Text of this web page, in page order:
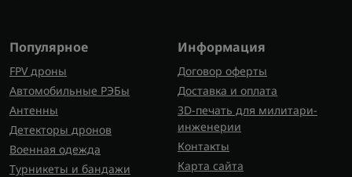
Популярное
FPV дроны
Автомобильные РЭБы
Антенны
Детекторы дронов
Военная одежда
Турникеты и бандажи
Информация
Договор оферты
Доставка и оплата
3D-печать для милитари-
инженерии
Контакты
Карта сайта